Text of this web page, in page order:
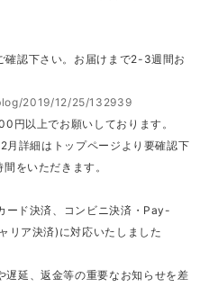
確認下さい。お届けまで2-3週間お
2019/12/25/132939
円以上でお願いしております。
詳細はトップページより要確認下
をいただきます。
ド決済、コンビニ決済・Pay-
リア決済)に対応いたしました
延、返金等の重要なお知らせを差